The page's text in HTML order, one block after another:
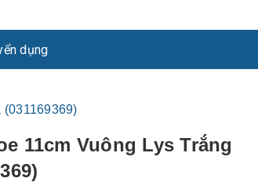
dụng
(031169369)
11cm Vuông Lys Trắng